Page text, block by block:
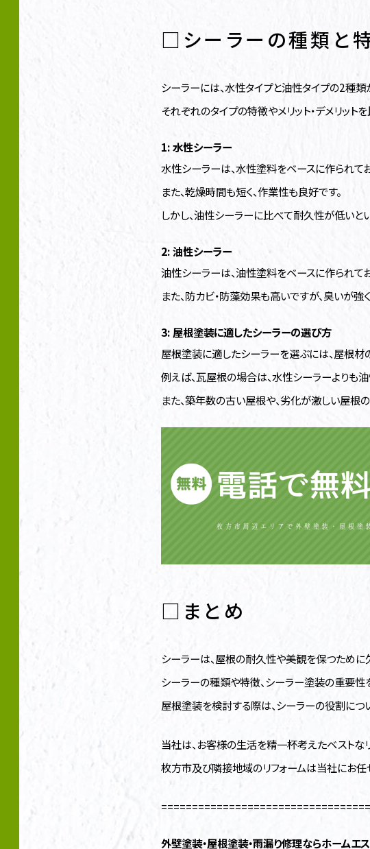
□シーラーの種類と
シーラーには、水性タイプと油性タイプの2種類
それぞれのタイプの特徴やメリット・デメリッ
1: 水性シーラー
水性シーラーは、水性塗料をベースに作られて
また、乾燥時間も短く、作業性も良好です。
しかし、油性シーラーに比べて耐久性が低いとい
2: 油性シーラー
油性シーラーは、油性塗料をベースに作られて
また、防カビ・防藻効果も高いですが、臭いが強
3: 屋根塗装に適したシーラーの選び方
屋根塗装に適したシーラーを選ぶには、屋根
例えば、瓦屋根の場合は、水性シーラーよりも
また、築年数の古い屋根や、劣化が激しい屋根
□まとめ
シーラーは、屋根の耐久性や美観を保つために
シーラーの種類や特徴、シーラー塗装の重要性
屋根塗装を検討する際は、シーラーの役割につ
当社は、お客様の生活を精一杯考えたベストな
枚方市及び隣接地域のリフォームは当社にお任
外壁塗装・屋根塗装・雨漏り修理ならホームエ